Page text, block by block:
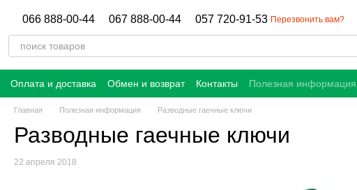
066 888-00-44 067 888-00-44 057 720-91-53 Перезвонить вам?
Оплата и доставка Обмен и возврат Контакты Полезная информация
Главная Полезная информация Разводные гаечные ключи
Разводные гаечные ключи
22 апреля 2018